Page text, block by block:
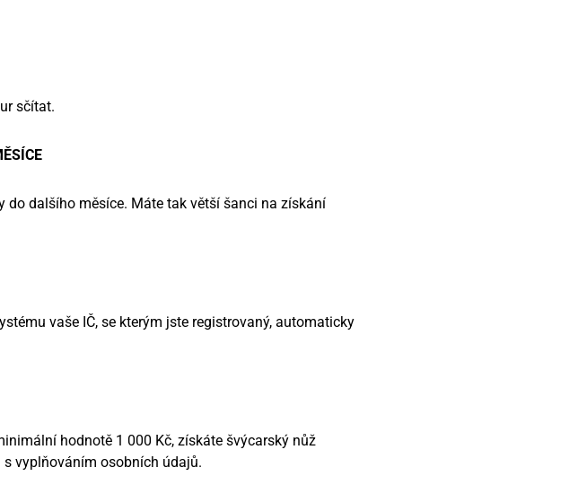
sčítat.
dalšího měsíce. Máte tak větší šanci na získání
vaše IČ, se kterým jste registrovaný, automaticky
hodnotě 1 000 Kč, získáte švýcarský nůž
vyplňováním osobních údajů.